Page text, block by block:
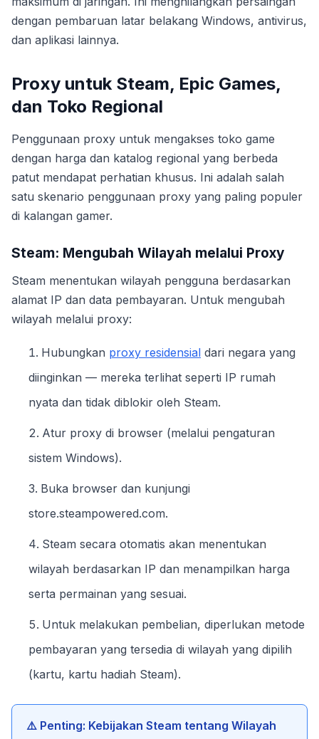
dengan pembaruan latar belakang Windows, antivirus,
dan aplikasi lainnya.
Proxy untuk Steam, Epic Games,
dan Toko Regional
Penggunaan proxy untuk mengakses toko game
dengan harga dan katalog regional yang berbeda
patut mendapat perhatian khusus. Ini adalah salah
satu skenario penggunaan proxy yang paling populer
di kalangan gamer.
Steam: Mengubah Wilayah melalui Proxy
Steam menentukan wilayah pengguna berdasarkan
alamat IP dan data pembayaran. Untuk mengubah
wilayah melalui proxy:
Hubungkan proxy residensial dari negara yang
diinginkan — mereka terlihat seperti IP rumah
nyata dan tidak diblokir oleh Steam.
Atur proxy di browser (melalui pengaturan
sistem Windows).
Buka browser dan kunjungi
store.steampowered.com.
Steam secara otomatis akan menentukan
wilayah berdasarkan IP dan menampilkan harga
serta permainan yang sesuai.
Untuk melakukan pembelian, diperlukan metode
pembayaran yang tersedia di wilayah yang dipilih
(kartu, kartu hadiah Steam).
⚠️ Penting: Kebijakan Steam tentang Wilayah